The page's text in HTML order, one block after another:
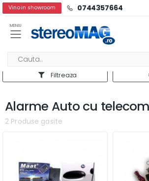
Vino in showroom 0744357664
MENIU
Filtreaza
Alarme Auto cu
2 Produse gasite